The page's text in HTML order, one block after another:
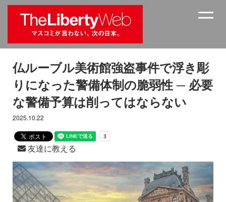
仏ルーブル美術館強盗事件で浮き彫
りになった警備体制の脆弱性 ─ 必要
な警備予算は削ってはならない
2025.10.22
友達に教える